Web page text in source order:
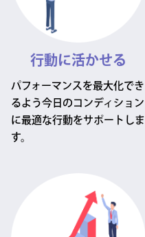
行動に活かせる
パフォーマンスを最大化でき
るよう今日のコンディション
に最適な行動をサポートしま
す。